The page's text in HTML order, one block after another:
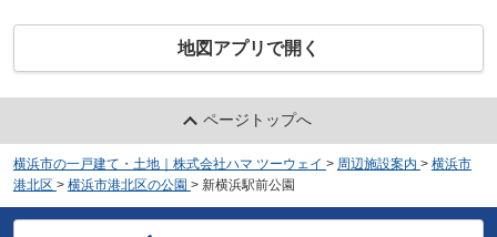
地図アプリで開く
ページトップへ
横浜市の一戸建て・土地｜株式会社ハマ ツーウェイ > 周辺施設案内 > 横浜市
港北区 > 横浜市港北区の公園 > 新横浜駅前公園